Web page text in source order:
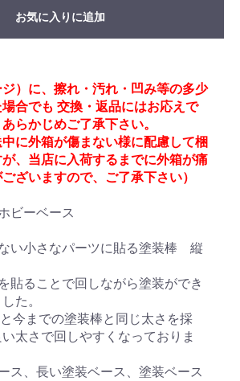
お気に入りに追加
）に、擦れ・汚れ・凹み等の多少
合でも 交換・返品にはお応えで
らかじめご了承下さい。
中に外箱が傷まない様に配慮して梱
、当店に入荷するまでに外箱が痛
ざいますので、ご了承下さい）
ビーベース
い小さなパーツに貼る塗装棒 縦
貼ることで回しながら塗装ができ
た。
今までの塗装棒と同じ太さを採
太さで回しやすくなっておりま
ス、長い塗装ベース、塗装ベース